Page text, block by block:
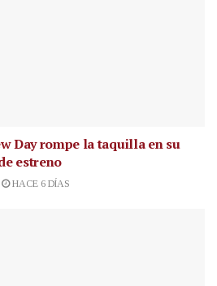
Day rompe la taquilla en su
estreno
HACE 6 DÍAS